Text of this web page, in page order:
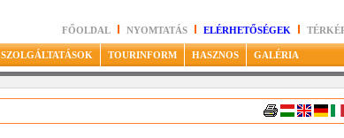
FŐOLDAL NYOMTATÁS ELÉRHETŐSÉGEK
SZOLGÁLTATÁSOK TOURINFORM HASZNOS GALÉRIA